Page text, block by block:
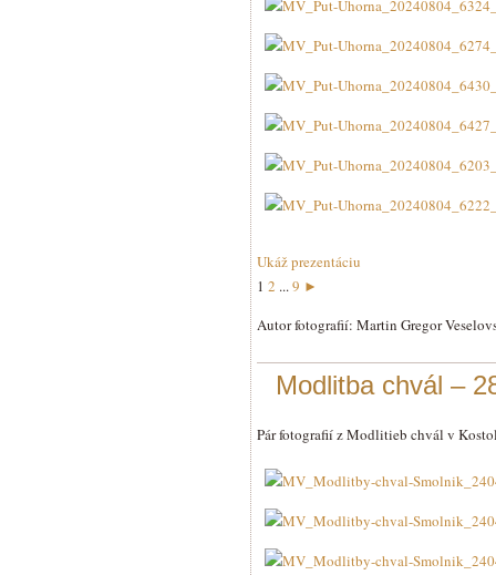
Ukáž prezentáciu
1 2 ...9 ►
Autor fotografií: Martin Gregor
Modlitba chvál –
Pár fotografií z Modlitieb chvál v